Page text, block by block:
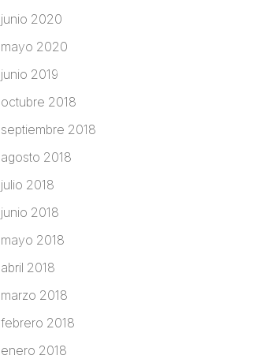
junio 2020
mayo 2020
junio 2019
octubre 2018
septiembre 2018
agosto 2018
julio 2018
junio 2018
mayo 2018
abril 2018
marzo 2018
febrero 2018
enero 2018